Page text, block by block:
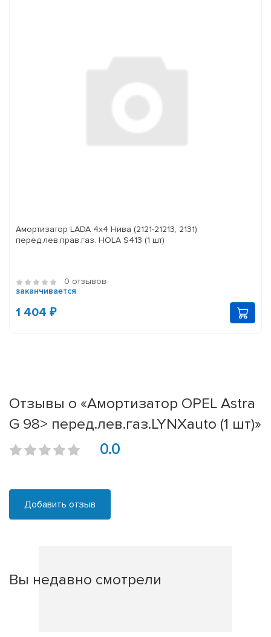
Амортизатор LADA 4x4 Нива (2121-21213, 2131)
перед.лев.прав.газ. HOLA S413 (1 шт)
0 отзывов
заканчивается
1 404 ₽
Отзывы о «Амортизатор OPEL Astra
G 98> перед.лев.газ.LYNXauto (1 шт)»
0.0
Добавить отзыв
Вы недавно смотрели